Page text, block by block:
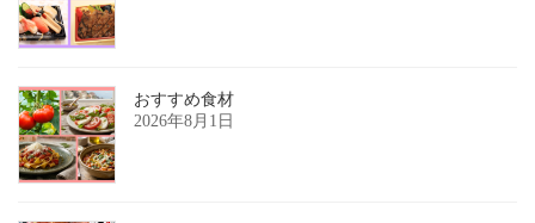
おすすめ食材
2026年8月1日